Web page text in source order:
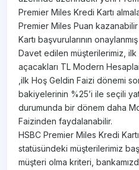
Premier Miles Kredi Kartı
Premier Miles Puan
Kartı başvurularının
Davet edilen müşterilerimiz,
açacakları TL Modern
,ilk Hoş Geldin Faizi dönemi
bakiyelerinin %25’i ile seçili
durumunda bir dönem daha
Faizinden faydalanabilir.
HSBC Premier Miles Kredi
statüsündeki müşterilerimiz
müşteri olma kriteri,